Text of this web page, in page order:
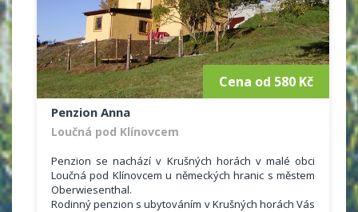
Cena od 580 Kč
Penzion Anna
Loučná pod Klínovcem
Penzion se nachází v Krušných horách v malé obci
Loučná pod Klínovcem u německých hranic s městem
Oberwiesenthal.
Rodinný penzion s ubytováním v Krušných horách Vás